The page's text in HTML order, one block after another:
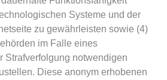
Systeme und der
zu gewährleisten sowie (4)
im Falle eines
Strafverfolgung notwendigen
Diese anonym erhobenen